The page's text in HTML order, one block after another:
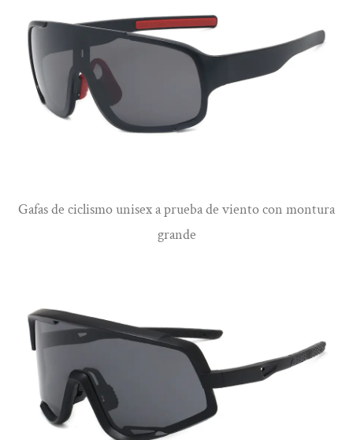
Gafas de ciclismo unisex a prueba de viento con montura
grande